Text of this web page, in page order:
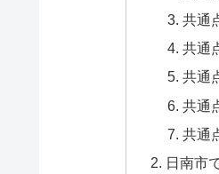
共通
共通
共通
共通
共通
日南市